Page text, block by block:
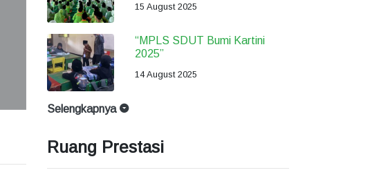
15 August 2025
“MPLS SDUT Bumi Kartini
2025”
14 August 2025
Selengkapnya
Ruang Prestasi